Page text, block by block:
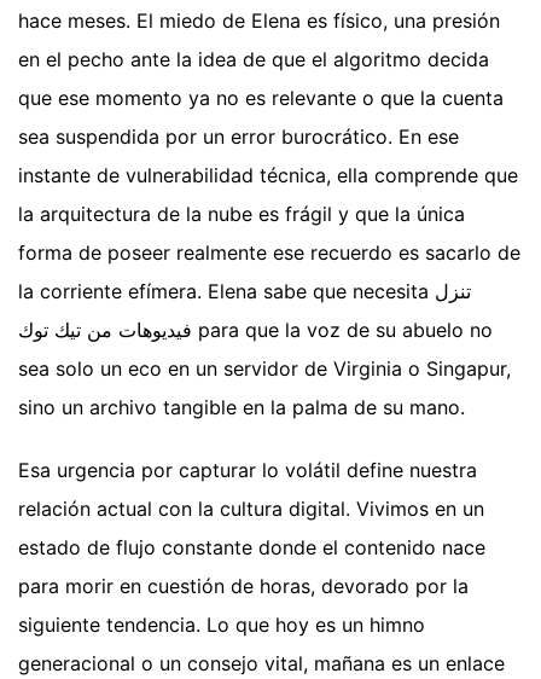
hace meses. El miedo de Elena es físico, una presión
en el pecho ante la idea de que el algoritmo decida
que ese momento ya no es relevante o que la cuenta
sea suspendida por un error burocrático. En ese
instante de vulnerabilidad técnica, ella comprende que
la arquitectura de la nube es frágil y que la única
forma de poseer realmente ese recuerdo es sacarlo de
la corriente efímera. Elena sabe que necesita تنزل
فيديوهات من تيك توك para que la voz de su abuelo no
sea solo un eco en un servidor de Virginia o Singapur,
sino un archivo tangible en la palma de su mano.
Esa urgencia por capturar lo volátil define nuestra
relación actual con la cultura digital. Vivimos en un
estado de flujo constante donde el contenido nace
para morir en cuestión de horas, devorado por la
siguiente tendencia. Lo que hoy es un himno
generacional o un consejo vital, mañana es un enlace